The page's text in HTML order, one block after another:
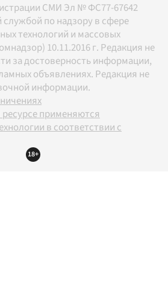
СМИ Эл № ФС77-67642
по надзору в сфере
технологий и массовых
10.11.2016 г. Редакция не
за достоверность информации,
объявлениях. Редакция не
информации.
применяются
в соответствии с
18+